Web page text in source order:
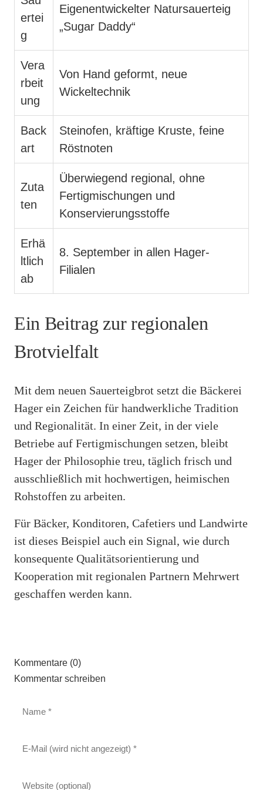
ertei
g
Eigenentwickelter Natursauerteig
„Sugar Daddy“
Vera
rbeit
ung
Von Hand geformt, neue
Wickeltechnik
Back
art
Steinofen, kräftige Kruste, feine
Röstnoten
Zuta
ten
Überwiegend regional, ohne
Fertigmischungen und
Konservierungsstoffe
Erhä
ltlich
ab
8. September in allen Hager-
Filialen
Ein Beitrag zur regionalen
Brotvielfalt
Mit dem neuen Sauerteigbrot setzt die Bäckerei
Hager ein Zeichen für handwerkliche Tradition
und Regionalität. In einer Zeit, in der viele
Betriebe auf Fertigmischungen setzen, bleibt
Hager der Philosophie treu, täglich frisch und
ausschließlich mit hochwertigen, heimischen
Rohstoffen zu arbeiten.
Für Bäcker, Konditoren, Cafetiers und Landwirte
ist dieses Beispiel auch ein Signal, wie durch
konsequente Qualitätsorientierung und
Kooperation mit regionalen Partnern Mehrwert
geschaffen werden kann.
Kommentare (0)
Kommentar schreiben